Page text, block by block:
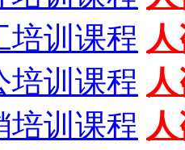
培训课程
培训课程
培训课程